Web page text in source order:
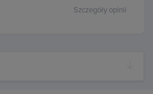
Szczegóły opinii